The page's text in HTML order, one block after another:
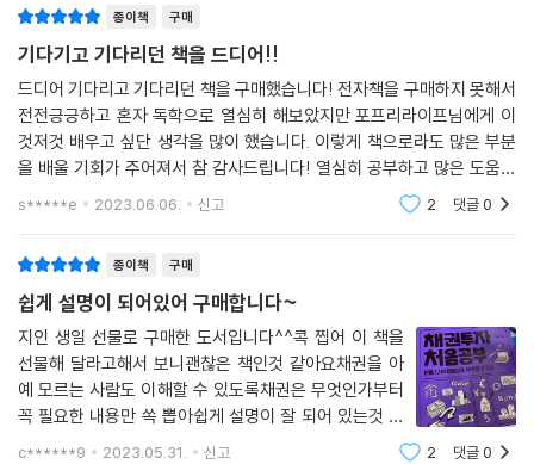
2 효율적으로 채권투자 활용하기
① 민평가 활용
③ 적금처럼 채권 운용하기
④ 복리로 채권 운용하기
⑤ 레버리지로 채권 운용하기
⑥ 채권의 거래량이 적거나 채권에 투자할 금액이 너무 크면?
⑦ 채권투자에 적당한 시기가 있을까?
⑨ 내가 매수한 채권보다 매력적인 채권이 있다면?
[Chapter 8] 채권 같은 채권 아닌 채권투자
1 증권사의 장외채권
2 채권 청약
3 채권 펀드와 ETF
식으로 진행한 경우도 많습니다.
--- p.206
을 거라고 생각한다. 유튜브, 블로그, 전자책 등을 통해 지식을 공유한 저자
가 독자로부터 열띤 호응과 얻는 것도 이와 무관하지 않을 것이다.
불확실성이 강한 지금과 같은 투자 환경에서 보다 안전하게 투자하고자 하
는 사람들 또는 은행의 예·적금에서 이제는 벗어나고 싶은 사람들, 무엇보
다 채권투자를 활용하고 싶지만 투자 방법을 알지 못해 전전긍긍하는 채린
이라면 이 책이 그 누구보다 반가울 것이다.
[전자책 & 유튜브 영상 댓글]
10여 년 전부터 채권투자에 관심이 있어서 여러 책을 사서 보았지만 이 책
처럼 간결하고 꼭 필요한 내용을 정리한 책은 보지 못했습니다. 좋은 책 써
주셔서 정말 감사합니다.
- marc*****
종이책 구매
기다기고 기다리던 책을 드디어!!
드디어 기다리고 기다리던 책을 구매했습니다! 전자책을 구매하지 못해서
전전긍긍하고 혼자 독학으로 열심히 해보았지만 포프리라이프님에게 이
것저것 배우고 싶단 생각을 많이 했습니다. 이렇게 책으로라도 많은 부분
을 배울 기회가 주어져서 참 감사드립니다! 열심히 공부하고 많은 도움이
되었으면 좋겠습니다. 감사드려요! 채권을 처음 접하게 해주셨고 유투브
s*****e 2023.06.06. 신고 2 댓글0
종이책 구매
쉽게 설명이 되어있어 구매합니다~
지인 생일 선물로 구매한 도서입니다^^콕 찝어 이 책을
선물해 달라고해서 보니괜찮은 책인것 같아요채권을 아
예 모르는 사람도 이해할 수 있도록채권은 무엇인가부터
꼭 필요한 내용만 쏙 뽑아쉽게 설명이 잘 되어 있는것 같
아요개인투자자가 쓴 개인투자자를 위한 채권 입문서!저
c******9 2023.05.31. 신고 2 댓글0